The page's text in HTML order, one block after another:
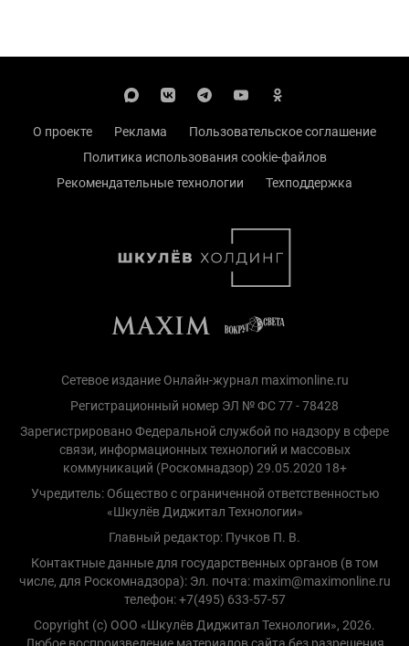
О проекте Реклама
Пользовательское соглашение
Политика использования cookie-файлов
Рекомендательные технологии
Техподдержка
Сетевое издание Онлайн-журнал maximonline.ru
Регистрационный номер ЭЛ № ФС 77 - 78428
Зарегистрировано Федеральной службой по надзору в сфере
связи, информационных технологий и массовых
коммуникаций (Роскомнадзор) 29.05.2020 18+
Учредитель: Общество с ограниченной ответственностью
«Шкулёв Диджитал Технологии»
Главный редактор: Пучков П. В.
Контактные данные для государственных органов (в том
числе, для Роскомнадзора): Эл. почта: maxim@maximonline.ru
телефон: +7(495) 633-57-57
Copyright (с) ООО «Шкулёв Диджитал Технологии», 2026.